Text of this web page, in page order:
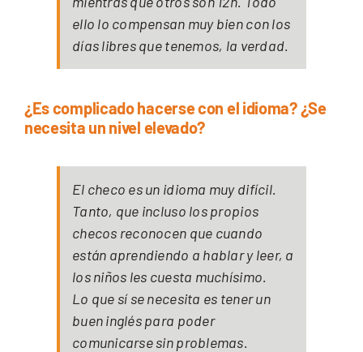
ello lo compensan muy bien con los
días libres que tenemos, la verdad.
¿Es complicado hacerse con el idioma? ¿Se
necesita un nivel elevado?
El checo es un idioma muy difícil.
Tanto, que incluso los propios
checos reconocen que cuando
están aprendiendo a hablar y leer, a
los niños les cuesta muchísimo.
Lo que sí se necesita es tener un
buen inglés para poder
comunicarse sin problemas.